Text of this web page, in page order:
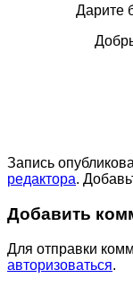
Дарите
Запись
редактора.
Добавить
Для отправки
авторизоваться.